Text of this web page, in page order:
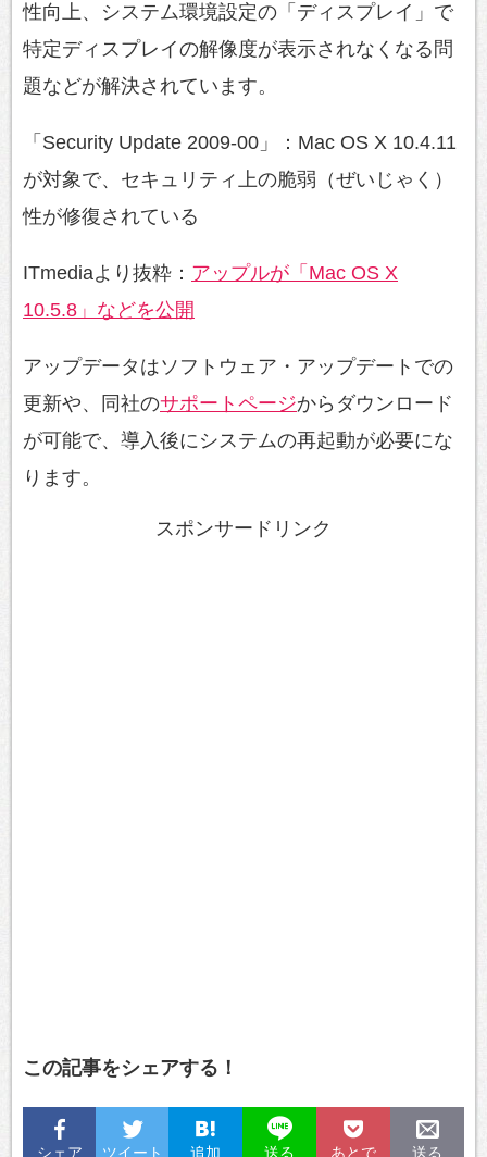
性向上、システム環境設定の「ディスプレイ」で
特定ディスプレイの解像度が表示されなくなる問
題などが解決されています。
「Security Update 2009-00」：Mac OS X 10.4.11
が対象で、セキュリティ上の脆弱（ぜいじゃく）
性が修復されている
ITmediaより抜粋： アップルが「Mac OS X
10.5.8」などを公開
アップデータはソフトウェア・アップデートでの
更新や、同社のサポートページからダウンロード
が可能で、導入後にシステムの再起動が必要にな
ります。
スポンサードリンク
この記事をシェアする！
シェア ツイート 追加 送る あとで 送る